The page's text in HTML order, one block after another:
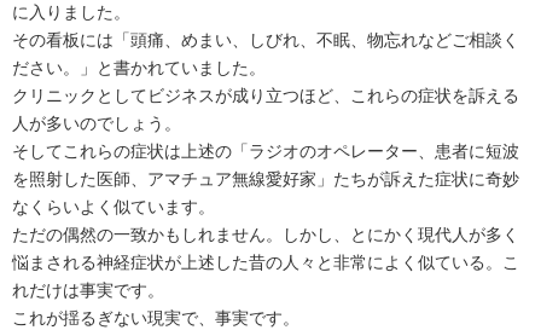
に入りました。
その看板には「頭痛、めまい、しびれ、不眠、物忘れなどご相談く
ださい。」と書かれていました。
クリニックとしてビジネスが成り立つほど、これらの症状を訴える
人が多いのでしょう。
そしてこれらの症状は上述の「ラジオのオペレーター、患者に短波
を照射した医師、アマチュア無線愛好家」たちが訴えた症状に奇妙
なくらいよく似ています。
ただの偶然の一致かもしれません。しかし、とにかく現代人が多く
悩まされる神経症状が上述した昔の人々と非常によく似ている。こ
れだけは事実です。
これが揺るぎない現実で、事実です。